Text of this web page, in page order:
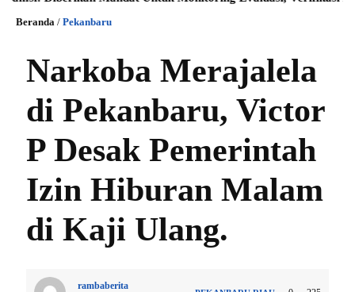
Beranda / Pekanbaru
Narkoba Merajalela
di Pekanbaru, Victor
P Desak Pemerintah
Izin Hiburan Malam
di Kaji Ulang.
rambaberita